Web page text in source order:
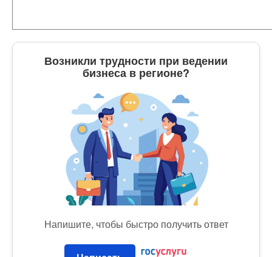
Возникли трудности при ведении
бизнеса в регионе?
Напишите, чтобы быстро получить ответ